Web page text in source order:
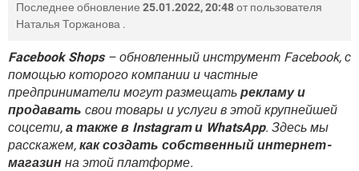
WINDOWS 10 ВКОНТАКТЕ
YANDEX
FACEBOOK
WINDOWS 10 ВКОНТАКТЕ
ВИДЕО GOOGLE
YANDEX
TIKTOK TELEGRAM
FACEBOOK ИГРЫ
WINDOWS 10 ВКОНТАКТЕ
ВИДЕО GOOGLE
YANDEX
ЭНЦИКЛОПЕДИЯ
TIKTOK TELEGRAM
WHATSAPP INSTAGRAM
FACEBOOK ИГРЫ
WINDOWS 10 ВКОНТАКТЕ
ВИДЕО
Последнее обновление 25.01.2022, 20:48от пользователя
Наталья Торжанова .
Facebook Shops– обновленный инструмент Facebook, с
помощью которого компании и частные
предприниматели могут размещать рекламу и
продавать свои товары и услуги в этой крупнейшей
соцсети, а также в Instagram и WhatsApp. Здесь мы
расскажем, как создать собственный интернет-
магазин на этой платформе.